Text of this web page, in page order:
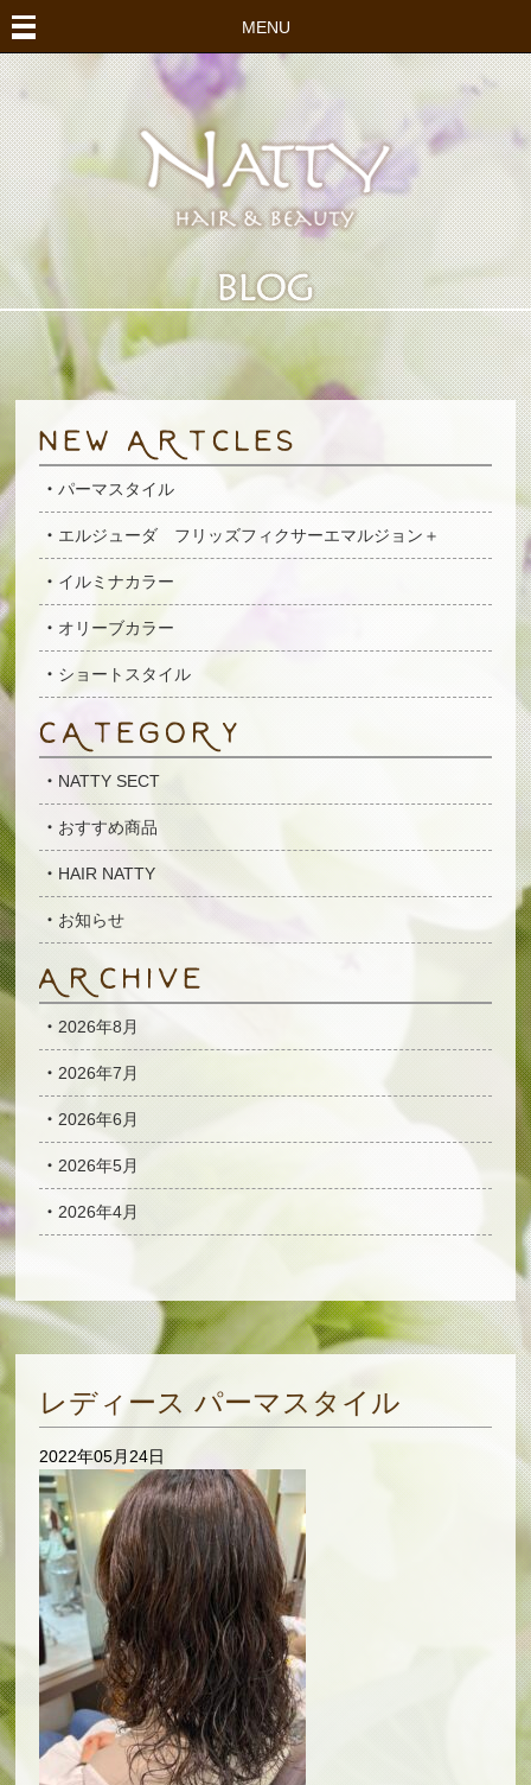
MENU
パーマスタイル
エルジューダ フリッズフィクサーエマルジョン＋
イルミナカラー
オリーブカラー
ショートスタイル
NATTY SECT
おすすめ商品
HAIR NATTY
お知らせ
2026年8月
2026年7月
2026年6月
2026年5月
2026年4月
レディース パーマスタイル
2022年05月24日